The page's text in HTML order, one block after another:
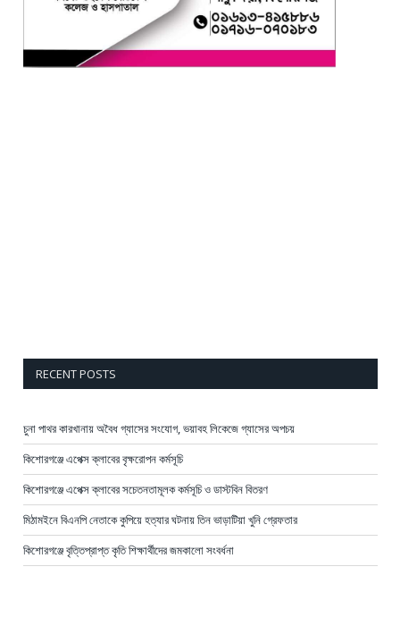
RECENT POSTS
চুনা পাথর কারখানায় অবৈধ গ্যাসের সংযোগ, ভয়াবহ লিকেজে গ্যাসের অপচয়
কিশোরগঞ্জে এপেক্স ক্লাবের বৃক্ষরোপন কর্মসূচি
কিশোরগঞ্জে এপেক্স ক্লাবের সচেতনতামূলক কর্মসূচি ও ডাস্টবিন বিতরণ
মিঠামইনে বিএনপি নেতাকে কুপিয়ে হত্যার ঘটনায় তিন ভাড়াটিয়া খুনি গ্রেফতার
কিশোরগঞ্জে বৃত্তিপ্রাপ্ত কৃতি শিক্ষার্থীদের জমকালো সংবর্ধনা